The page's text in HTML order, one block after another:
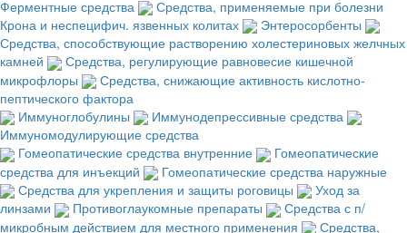
Ферментные средства
Средства, применяемые при болезни
Крона и неспецифич. язвенных колитах
Энтеросорбенты
Средства, способствующие растворению холестериновых желчных
камней
Средства, регулирующие равновесие кишечной
микрофлоры
Средства, снижающие активность кислотно-
пептического фактора
Иммуноглобулины
Иммунодепрессивные средства
Иммуномодулирующие средства
Гомеопатические средства внутренние
Гомеопатические
средства для инъекций
Гомеопатические средства наружные
Средства для укрепления и защиты роговицы
Уход за
линзами
Противоглаукомные препараты
Средства с п/
микробным действием для местного применения
Средства,